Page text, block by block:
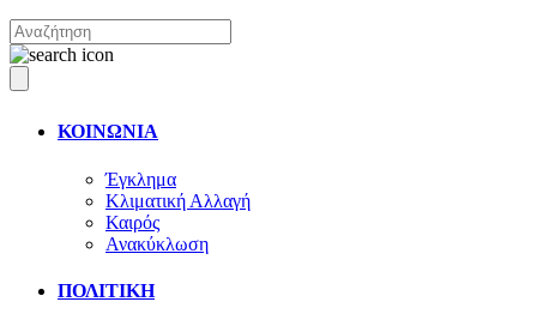
ΚΟΙΝΩΝΙΑ
Έγκλημα
Κλιματική Αλλαγή
Καιρός
Ανακύκλωση
ΠΟΛΙΤΙΚΗ